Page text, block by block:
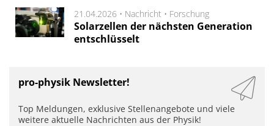
21.04.2026 • Nachricht • Forschung
Solarzellen der nächsten Generation
entschlüsselt
pro-physik Newsletter!
Top Meldungen, exklusive Stellenangebote und viele
weitere aktuelle Nachrichten aus der Physik!